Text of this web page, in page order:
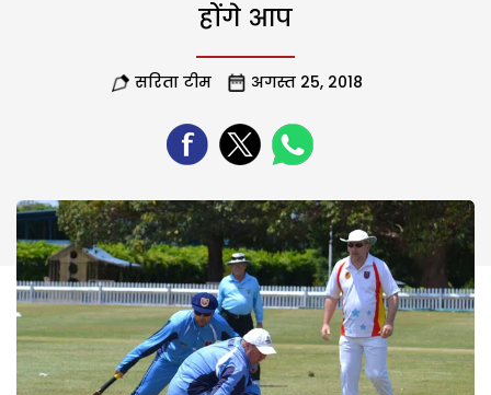
होंगे आप
सरिता टीम अगस्त 25, 2018